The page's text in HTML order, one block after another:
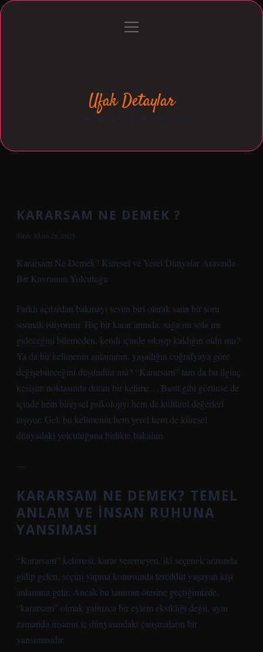
Gizlilik Politikası
menüyü
Ufak Detaylar
KARARSAM NE DEMEK ?
Tarih: Ekim 28, 2025
Kararsam Ne Demek? Küresel ve Yerel Dünyalar Arasında
Bir Kavramın Yolculuğu
Farklı açılardan bakmayı seven biri olarak sana bir soru
sormak istiyorum: Hiç bir karar anında, sağa mı sola mı
gideceğini bilemeden, kendi içinde sıkışıp kaldığın oldu mu?
Ya da bir kelimenin anlamının, yaşadığın coğrafyaya göre
değişebileceğini düşündün mü? “Kararsam” tam da bu ilginç
kesişim noktasında duran bir kelime… Basit gibi görünse de
içinde hem bireysel psikolojiyi hem de kültürel değerleri
taşıyor. Gel, bu kelimenin hem yerel hem de küresel
dünyadaki yolculuğuna birlikte bakalım.
—
KARARSAM NE DEMEK? TEMEL
ANLAM VE İNSAN RUHUNA
YANSIMASI
“Kararsam” kelimesi, karar veremeyen, iki seçenek arasında
gidip gelen, seçim yapma konusunda tereddüt yaşayan kişi
anlamına gelir. Ancak bu tanımın ötesine geçtiğimizde,
“kararsam” olmak yalnızca bir eylem eksikliği değil, aynı
zamanda insanın iç dünyasındaki çatışmaların bir
yansımasıdır.